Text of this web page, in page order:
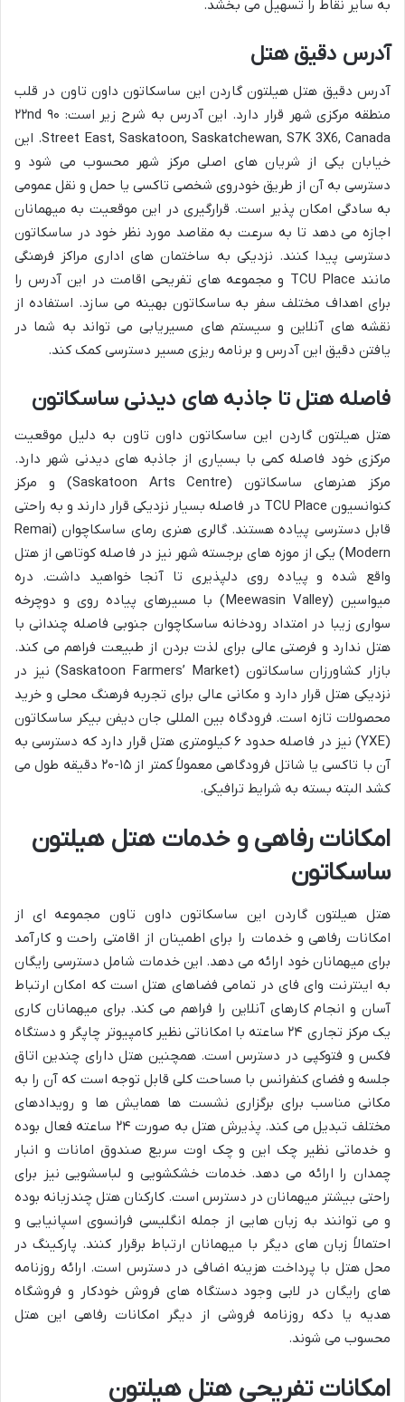
به سایر نقاط را تسهیل می بخشد.
آدرس دقیق هتل
آدرس دقیق هتل هیلتون گاردن این ساسکاتون داون تاون در قلب
منطقه مرکزی شهر قرار دارد. این آدرس به شرح زیر است: ۹۰ ۲۲nd
Street East, Saskatoon, Saskatchewan, S7K 3X6, Canada. این
خیابان یکی از شریان های اصلی مرکز شهر محسوب می شود و
دسترسی به آن از طریق خودروی شخصی تاکسی یا حمل و نقل عمومی
به سادگی امکان پذیر است. قرارگیری در این موقعیت به میهمانان
اجازه می دهد تا به سرعت به مقاصد مورد نظر خود در ساسکاتون
دسترسی پیدا کنند. نزدیکی به ساختمان های اداری مراکز فرهنگی
مانند TCU Place و مجموعه های تفریحی اقامت در این آدرس را
برای اهداف مختلف سفر به ساسکاتون بهینه می سازد. استفاده از
نقشه های آنلاین و سیستم های مسیریابی می تواند به شما در
یافتن دقیق این آدرس و برنامه ریزی مسیر دسترسی کمک کند.
فاصله هتل تا جاذبه های دیدنی ساسکاتون
هتل هیلتون گاردن این ساسکاتون داون تاون به دلیل موقعیت
مرکزی خود فاصله کمی با بسیاری از جاذبه های دیدنی شهر دارد.
مرکز هنرهای ساسکاتون (Saskatoon Arts Centre) و مرکز
کنوانسیون TCU Place در فاصله بسیار نزدیکی قرار دارند و به راحتی
قابل دسترسی پیاده هستند. گالری هنری رمای ساسکاچوان (Remai
Modern) یکی از موزه های برجسته شهر نیز در فاصله کوتاهی از هتل
واقع شده و پیاده روی دلپذیری تا آنجا خواهید داشت. دره
میواسین (Meewasin Valley) با مسیرهای پیاده روی و دوچرخه
سواری زیبا در امتداد رودخانه ساسکاچوان جنوبی فاصله چندانی با
هتل ندارد و فرصتی عالی برای لذت بردن از طبیعت فراهم می کند.
بازار کشاورزان ساسکاتون (Saskatoon Farmers’ Market) نیز در
نزدیکی هتل قرار دارد و مکانی عالی برای تجربه فرهنگ محلی و خرید
محصولات تازه است. فرودگاه بین المللی جان دیفن بیکر ساسکاتون
(YXE) نیز در فاصله حدود ۶ کیلومتری هتل قرار دارد که دسترسی به
آن با تاکسی یا شاتل فرودگاهی معمولاً کمتر از ۱۵-۲۰ دقیقه طول می
کشد البته بسته به شرایط ترافیکی.
امکانات رفاهی و خدمات هتل هیلتون
ساسکاتون
هتل هیلتون گاردن این ساسکاتون داون تاون مجموعه ای از
امکانات رفاهی و خدمات را برای اطمینان از اقامتی راحت و کارآمد
برای میهمانان خود ارائه می دهد. این خدمات شامل دسترسی رایگان
به اینترنت وای فای در تمامی فضاهای هتل است که امکان ارتباط
آسان و انجام کارهای آنلاین را فراهم می کند. برای میهمانان کاری
یک مرکز تجاری ۲۴ ساعته با امکاناتی نظیر کامپیوتر چاپگر و دستگاه
فکس و فتوکپی در دسترس است. همچنین هتل دارای چندین اتاق
جلسه و فضای کنفرانس با مساحت کلی قابل توجه است که آن را به
مکانی مناسب برای برگزاری نشست ها همایش ها و رویدادهای
مختلف تبدیل می کند. پذیرش هتل به صورت ۲۴ ساعته فعال بوده
و خدماتی نظیر چک این و چک اوت سریع صندوق امانات و انبار
چمدان را ارائه می دهد. خدمات خشکشویی و لباسشویی نیز برای
راحتی بیشتر میهمانان در دسترس است. کارکنان هتل چندزبانه بوده
و می توانند به زبان هایی از جمله انگلیسی فرانسوی اسپانیایی و
احتمالاً زبان های دیگر با میهمانان ارتباط برقرار کنند. پارکینگ در
محل هتل با پرداخت هزینه اضافی در دسترس است. ارائه روزنامه
های رایگان در لابی وجود دستگاه های فروش خودکار و فروشگاه
هدیه یا دکه روزنامه فروشی از دیگر امکانات رفاهی این هتل
محسوب می شوند.
امکانات تفریحی هتل هیلتون